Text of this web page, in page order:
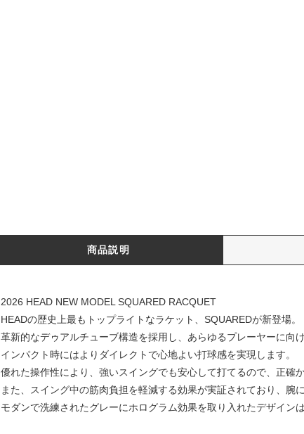
商品説明
2026 HEAD NEW MODEL SQUARED RACQUET
HEADの歴史上最もトップライトなラケット、SQUAREDが新登場。
革新的なデゥアルチューブ構造を採用し、あらゆるプレーヤーに向
インパクト時にはよりダイレクトで心地よい打球感を実現します。
優れた操作性により、強いスイングでも安心して打てるので、正確
また、スイング中の筋肉負担を軽減する効果が実証されており、腕
モダンで洗練されたグレーにホログラム効果を取り入れたデザイン